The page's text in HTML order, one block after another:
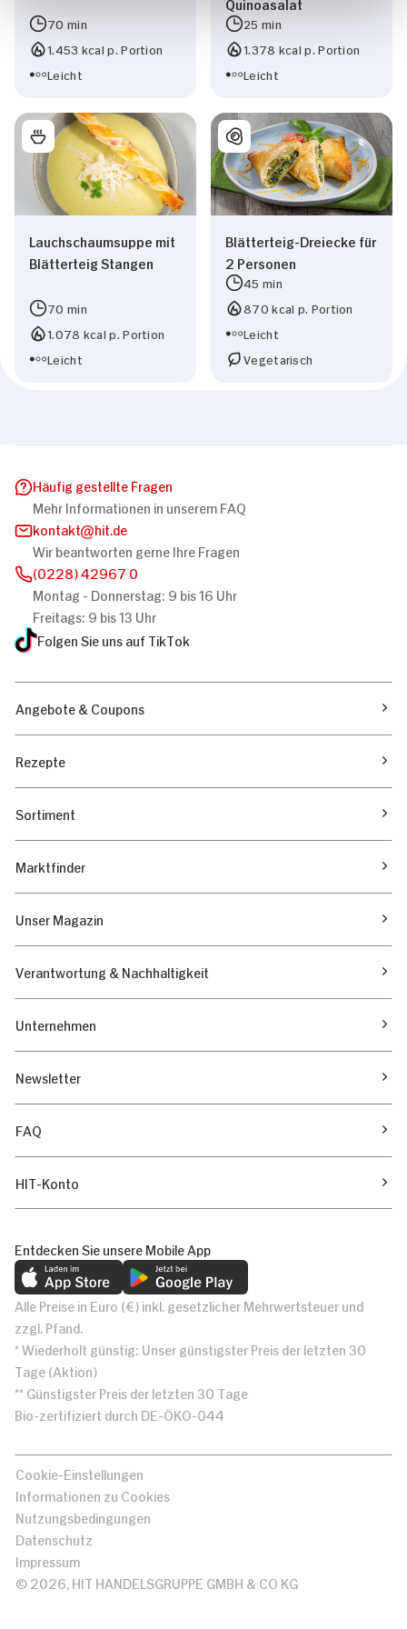
70 min
1.453 kcal p. Portion
Leicht
25 min
1.378 kcal p. Portion
Leicht
Lauchschaumsuppe mit
Blätterteig Stangen
70 min
1.078 kcal p. Portion
Leicht
Blätterteig-Dreiecke für
2 Personen
45 min
870 kcal p. Portion
Leicht
Vegetarisch
Häufig gestellte Fragen
Mehr Informationen in unserem FAQ
kontakt
hit.de
Wir beantworten gerne Ihre Fragen
(0228) 42967 0
Montag - Donnerstag: 9 bis 16 Uhr
Freitags: 9 bis 13 Uhr
Folgen Sie uns auf TikTok
Angebote & Coupons
Rezepte
Sortiment
Marktfinder
Unser Magazin
Verantwortung & Nachhaltigkeit
Unternehmen
Newsletter
FAQ
HIT-Konto
Entdecken Sie unsere Mobile App
Alle Preise in Euro (€) inkl. gesetzlicher Mehrwertsteuer und
zzgl. Pfand.
* Wiederholt günstig: Unser günstigster Preis der letzten 30
Tage (Aktion)
** Günstigster Preis der letzten 30 Tage
Bio-zertifiziert durch DE-ÖKO-044
Cookie-Einstellungen
Informationen zu Cookies
Nutzungsbedingungen
Datenschutz
Impressum
© 2026, HIT HANDELSGRUPPE GMBH & CO KG